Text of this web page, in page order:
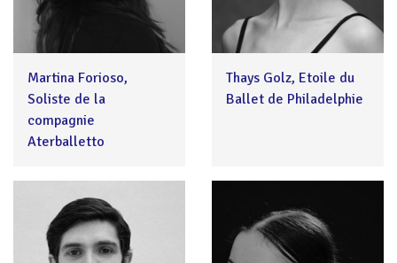
Martina Forioso,
Soliste de la
compagnie
Aterballetto
Thays Golz, Etoile du
Ballet de Philadelphie